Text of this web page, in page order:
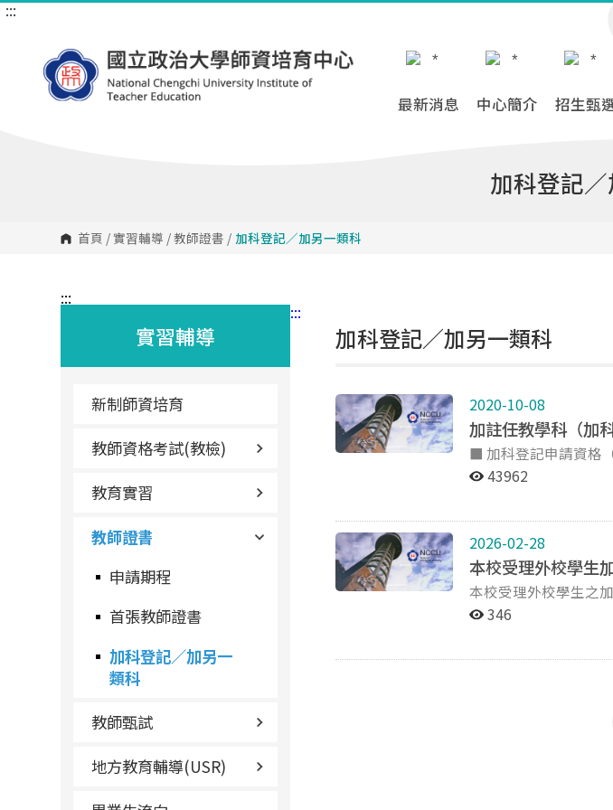
跳
:::
最新消息 中心簡介 招生甄
加科登記
首頁 /實習輔導 /教師證書 / 加科登記／加另一類科
:::
實習輔導
新制師資培育
教師資格考試(教檢)
教育實習
教師證書
申請期程
首張教師證書
加科登記／加另一
類科
教師甄試
地方教育輔導(USR)
:::
加科登記／加另一類科
2020-10-08
加註任教學科（加
■ 加科登記申請資格（須同時符合下列兩項
修畢第二科以上教育專門科目學分者 ■ 受理申請對象： 政大師培
證書申請書」電子檔至申請人之電子信箱。 請申請人
並確認申請書上個人資料
以上者，申請兩科填寫兩份表單
師資培育中心實習組 一、加科登記申請文件（請依下列順序擺放）： 教育部教師證書申請書 正本（即為第
43962
2026-02-28
本校受理外校學生
本校受理外校學生之
師資培育法施行細則
之大學）未有該任教
課程成績單，向規劃
346